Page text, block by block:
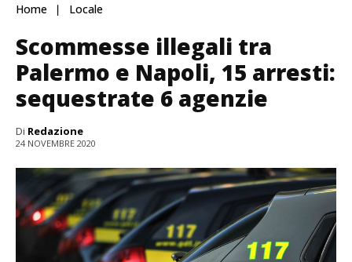
Home Locale
Scommesse illegali tra
Palermo e Napoli, 15 arresti:
sequestrate 6 agenzie
Di Redazione
24 NOVEMBRE 2020